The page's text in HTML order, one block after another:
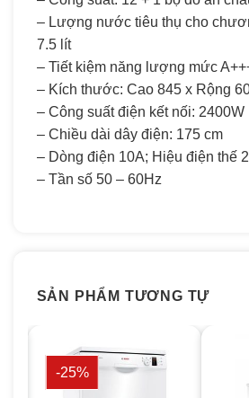
– Lượng nước tiêu thụ cho
7.5 lít
– Tiết kiệm năng lượng mức
– Kích thước: Cao 845 x Rộng
– Công suất điện kết nối: 2400W
– Chiều dài dây điện: 175 cm
– Dòng điện 10A; Hiệu điện thế
– Tần số 50 – 60Hz
SẢN PHẨM TƯƠNG TỰ
-25%